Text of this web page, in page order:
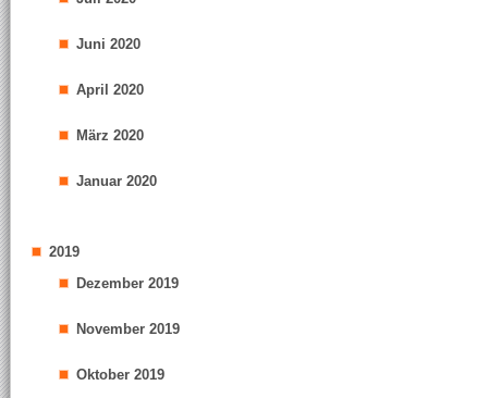
Juni 2020
April 2020
März 2020
Januar 2020
2019
Dezember 2019
November 2019
Oktober 2019